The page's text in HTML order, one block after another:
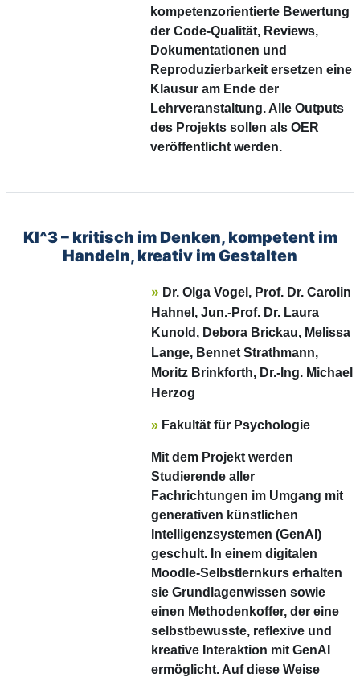
kompetenzorientierte Bewertung
der Code-Qualität, Reviews,
Dokumentationen und
Reproduzierbarkeit ersetzen eine
Klausur am Ende der
Lehrveranstaltung. Alle Outputs
des Projekts sollen als OER
veröffentlicht werden.
KI^3 – kritisch im Denken, kompetent im
Handeln, kreativ im Gestalten
» Dr. Olga Vogel, Prof. Dr. Carolin
Hahnel, Jun.-Prof. Dr. Laura
Kunold, Debora Brickau, Melissa
Lange, Bennet Strathmann,
Moritz Brinkforth, Dr.-Ing. Michael
Herzog
» Fakultät für Psychologie
Mit dem Projekt werden
Studierende aller
Fachrichtungen im Umgang mit
generativen künstlichen
Intelligenzsystemen (GenAI)
geschult. In einem digitalen
Moodle-Selbstlernkurs erhalten
sie Grundlagenwissen sowie
einen Methodenkoffer, der eine
selbstbewusste, reflexive und
kreative Interaktion mit GenAI
ermöglicht. Auf diese Weise